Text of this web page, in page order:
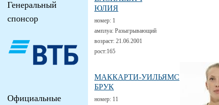
ЮЛИЯ
номер: 1
амплуа: Разыгрывающий
возраст: 21.06.2001
рост:165
МАККАРТИ-УИЛЬЯМС
БРУК
номер: 11
Генеральный
спонсор
Официальные